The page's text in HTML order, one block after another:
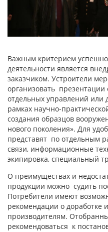
Важным критерием
деятельности является
заказчиком. Устроители
организовать презентации
отдельных управлений или
рамках научно-
создания образцов
нового поколения». Для
представят по отдельным
связи, информационные
экипировка, специальный
О преимуществах и
продукции можно судить
Потребители имеют
рекомендации о доработке
производителям.
рекомендоваться к